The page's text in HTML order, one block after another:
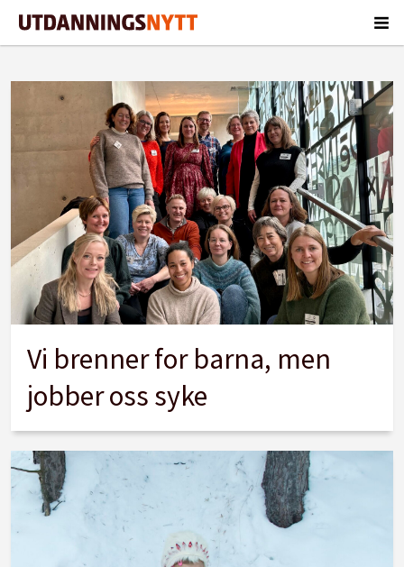
Tag:
kontaktforum
barnehage
Vi brenner for barna, men
jobber oss syke